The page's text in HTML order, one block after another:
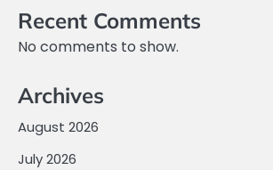
Recent Comments
No comments to show.
Archives
August 2026
July 2026